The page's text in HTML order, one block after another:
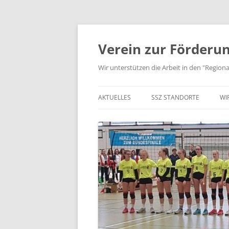
Zum
Verein zur
Wir unterstützen die Arbeit in den
AKTUELLES
AUS VEREIN UND SSZ
SSZ STANDORTE
STANDORTE IN
STANDORTE RHEIN-MAIN
STANDORTE IN SÜDHESSEN
KOOPERIERENDE